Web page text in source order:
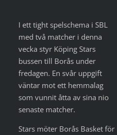
I ett tight spelschema i SBL
med två matcher i denna
vecka styr Köping Stars
bussen till Borås under
fredagen. En svår uppgift
väntar mot ett hemmalag
som vunnit åtta av sina nio
senaste matcher.
Stars möter Borås Basket för